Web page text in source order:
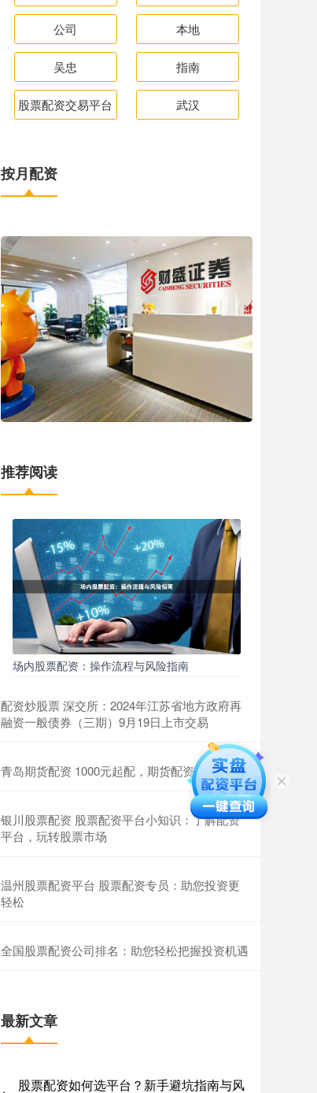
公司 本地
吴忠 指南
股票配资交易平台 武汉
按月配资
推荐阅读
场内股票配资：操作流程与风险指南
配资炒股票 深交所：2024年江苏省地方政府再
融资一般债券（三期）9月19日上市交易
青岛期货配资 1000元起配，期货配资助你逐梦
银川股票配资 股票配资平台小知识：了解配资
平台，玩转股票市场
温州股票配资平台 股票配资专员：助您投资更
轻松
全国股票配资公司排名：助您轻松把握投资机遇
最新文章
股票配资如何选平台？新手避坑指南与风